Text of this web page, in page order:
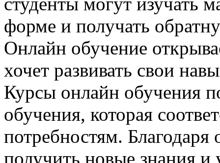
форме и получать
Онлайн обучение
хочет развивать свои
Курсы онлайн обучения
обучения, которая
потребностям.
получить новые знания